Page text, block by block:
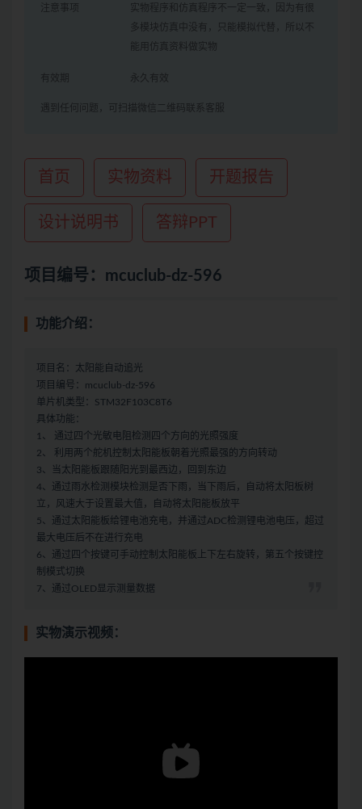
注意事项
实物程序和仿真程序不一定一致，因为有很
多模块仿真中没有，只能模拟代替，所以不
能用仿真资料做实物
有效期 永久有效
遇到任何问题，可扫描微信二维码联系客服
首页 实物资料 开题报告
设计说明书 答辩PPT
项目编号：mcuclub-dz-596
功能介绍：
项目名：太阳能自动追光
项目编号：mcuclub-dz-596
单片机类型：STM32F103C8T6
具体功能：
1、 通过四个光敏电阻检测四个方向的光照强度
2、 利用两个舵机控制太阳能板朝着光照最强的方向转动
3、当太阳能板跟随阳光到最西边，回到东边
4、通过雨水检测模块检测是否下雨，当下雨后，自动将太阳板树
立，风速大于设置最大值，自动将太阳能板放平
5、通过太阳能板给锂电池充电，并通过ADC检测锂电池电压，超过
最大电压后不在进行充电
6、通过四个按键可手动控制太阳能板上下左右旋转，第五个按键控
制模式切换
7、通过OLED显示测量数据
实物演示视频：